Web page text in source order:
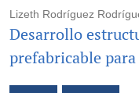
Lizeth Rodríguez
Desarrollo
prefabricable